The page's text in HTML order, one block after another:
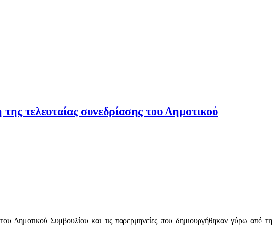
τελευταίας συνεδρίασης του Δημοτικού
Δημοτικού Συμβουλίου και τις παρερμηνείες που δημιουργήθηκαν γύρω από τη